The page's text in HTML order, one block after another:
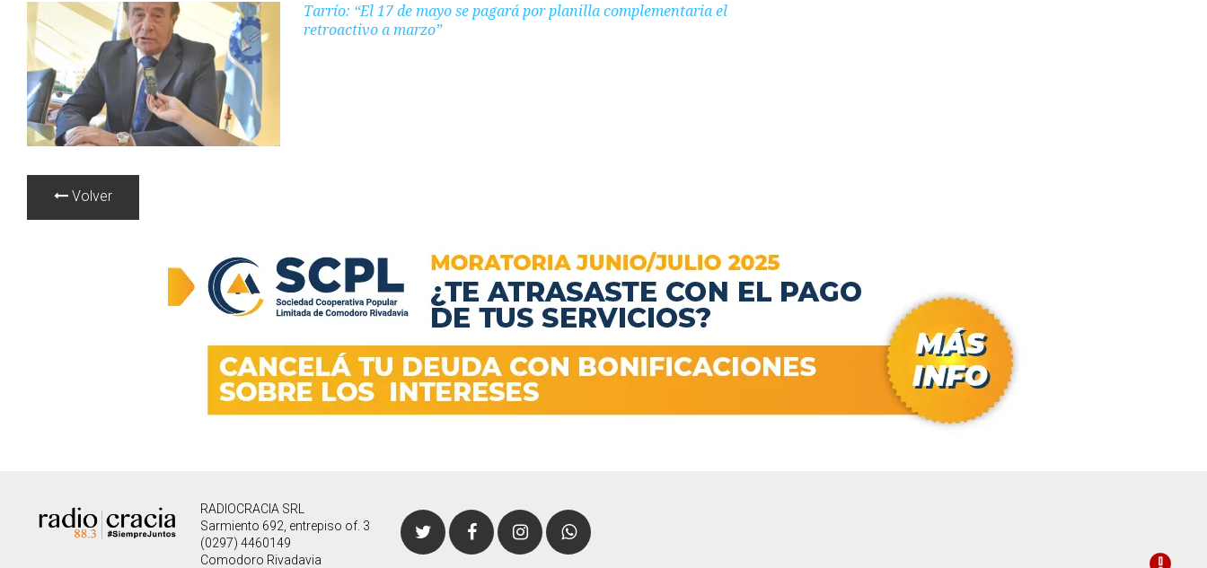
Tarrío: “El 17 de mayo se pagará por planilla complementaria el
retroactivo a marzo”
Volver
RADIOCRACIA SRL
Sarmiento 692, entrepiso of. 3
(0297) 4460149
Comodoro Rivadavia